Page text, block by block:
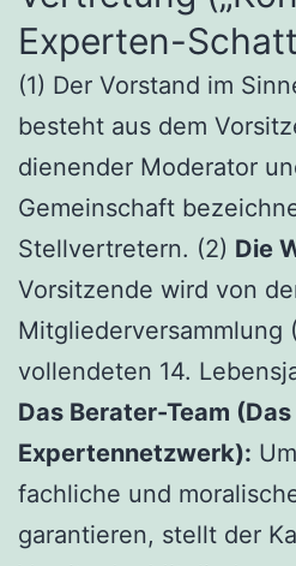
Experten-
(1) Der Vorstand im
besteht aus dem
dienender Moderator
Gemeinschaft
Stellvertretern. (2) Die
Vorsitzende wird von
Mitgliederversammlung
vollendeten 14.
Das Berater-Team (Das
Expertennetzwerk):
fachliche und
garantieren, stellt der